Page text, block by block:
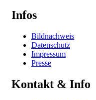
Infos
Bildnachweis
Datenschutz
Impressum
Presse
Kontakt & Info